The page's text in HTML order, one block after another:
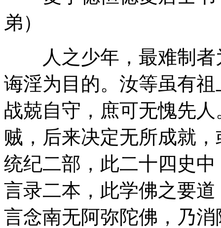
弟）
人之少年，最难制者
诲淫为目的。汝等虽有
战兢自守，庶可无愧先
贼，后来决定无所成就
统纪二部，此二十四史
言录二本，此学佛之要
言念南无阿弥陀佛，乃